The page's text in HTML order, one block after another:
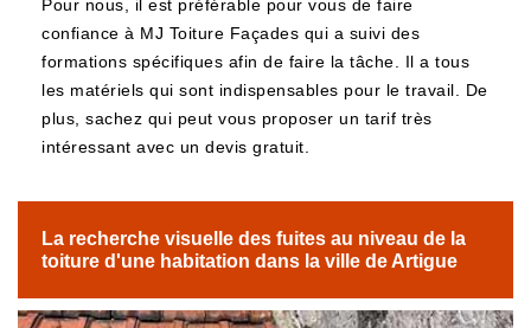
Pour nous, il est préférable pour vous de faire
confiance à MJ Toiture Façades qui a suivi des
formations spécifiques afin de faire la tâche. Il a tous
les matériels qui sont indispensables pour le travail. De
plus, sachez qui peut vous proposer un tarif très
intéressant avec un devis gratuit.
La recherche visuelle des fuites au niveau de la
toiture d'une habitation dans la ville de Artigue